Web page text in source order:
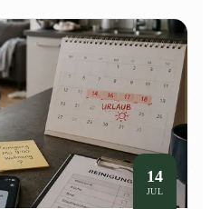
14
JUL